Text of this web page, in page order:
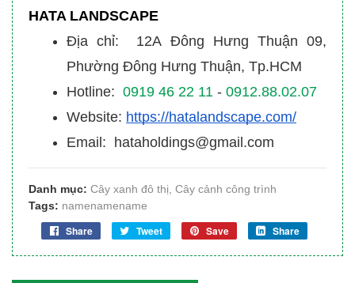
HATA LANDSCAPE
Địa chỉ: 12A Đông Hưng Thuận 09,
Phường Đông Hưng Thuận, Tp.HCM
Hotline: 0919 46 22 11 - 0912.88.02.07
Website: https://hatalandscape.com/
Email: hataholdings@gmail.com
Danh mục: Cây xanh đô thị, Cây cảnh công trình
Tags: namenamename
Share Tweet Save Share